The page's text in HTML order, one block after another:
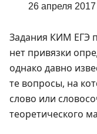
26 апреля 2017
Задания КИМ ЕГЭ
нет привязки
однако давно
те вопросы, на
слово или
теоретического